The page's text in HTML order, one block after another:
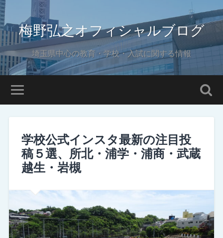
梅野弘之オフィシャルブログ
埼玉県中心の教育・学校・入試に関する情報
学校公式インスタ最新の注目投
稿５選、所北・浦学・浦商・武蔵
越生・岩槻